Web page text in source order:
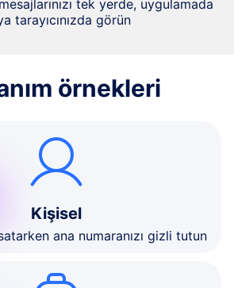
tek yerde, uygulamada
tarayıcınızda görün
örnekleri
Kişisel
ana numaranızı gizli tutun